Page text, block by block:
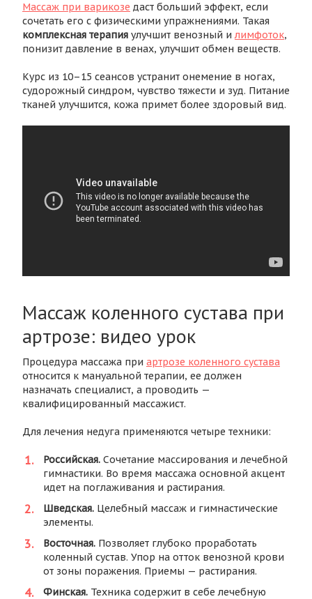
Массаж при варикозе даст больший эффект, если
сочетать его с физическими упражнениями. Такая
комплексная терапия улучшит венозный илимфоток,
понизит давление в венах, улучшит обмен веществ.
Курс из 10–15 сеансов устранит онемение в ногах,
судорожный синдром, чувство тяжести и зуд. Питание
тканей улучшится, кожа примет более здоровый вид.
Массаж коленного сустава при
артрозе: видео урок
Процедура массажа при артрозе коленного сустава
относится к мануальной терапии, ее должен
назначать специалист, а проводить —
квалифицированный массажист.
Для лечения недуга применяются четыре техники:
Российская. Сочетание массирования и лечебной
гимнастики. Во время массажа основной акцент
идет на поглаживания и растирания.
Шведская. Целебный массаж и гимнастические
элементы.
Восточная. Позволяет глубоко проработать
коленный сустав. Упор на отток венозной крови
от зоны поражения. Приемы — растирания.
Финская. Техника содержит в себе лечебную